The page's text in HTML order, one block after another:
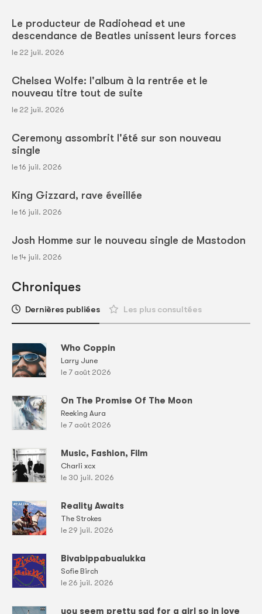
Le producteur de Radiohead et une
descendance de Beatles unissent leurs forces
le 22 juil. 2026
Chelsea Wolfe: l'album à la rentrée et le
nouveau titre tout de suite
le 22 juil. 2026
Ceremony assombrit l'été sur son nouveau
single
le 16 juil. 2026
King Gizzard, rave éveillée
le 16 juil. 2026
Josh Homme sur le nouveau single de Mastodon
le 14 juil. 2026
Chroniques
Dernières publiées Les plus consultées
Who Coppin
Larry June
le 7 août 2026
On The Promise Of The Moon
Reeking Aura
le 7 août 2026
Music, Fashion, Film
Charli xcx
le 30 juil. 2026
Reality Awaits
The Strokes
le 29 juil. 2026
Bivabippabualukka
Sofie Birch
le 26 juil. 2026
you seem pretty sad for a girl so in love